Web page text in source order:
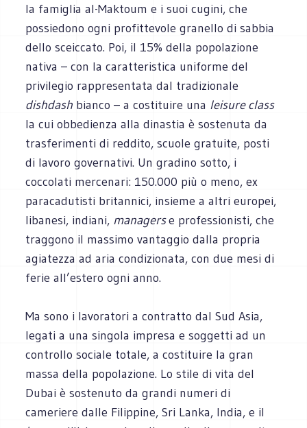
la famiglia al-Maktoum e i suoi cugini, che
possiedono ogni profittevole granello di sabbia
dello sceiccato. Poi, il 15% della popolazione
nativa – con la caratteristica uniforme del
privilegio rappresentata dal tradizionale
dishdash bianco – a costituire una leisure class
la cui obbedienza alla dinastia è sostenuta da
trasferimenti di reddito, scuole gratuite, posti
di lavoro governativi. Un gradino sotto, i
coccolati mercenari: 150.000 più o meno, ex
paracadutisti britannici, insieme a altri europei,
libanesi, indiani, managerse professionisti, che
traggono il massimo vantaggio dalla propria
agiatezza ad aria condizionata, con due mesi di
ferie all’estero ogni anno.
Ma sono i lavoratori a contratto dal Sud Asia,
legati a una singola impresa e soggetti ad un
controllo sociale totale, a costituire la gran
massa della popolazione. Lo stile di vita del
Dubai è sostenuto da grandi numeri di
cameriere dalle Filippine, Sri Lanka, India, e il